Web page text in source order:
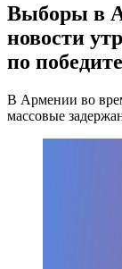
Выборы в
новости
по
В Армении во
массовые